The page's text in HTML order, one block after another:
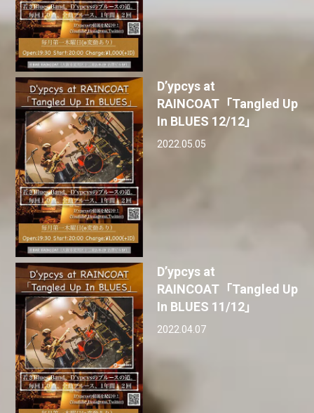
D’ypcys at
RAINCOAT「Tangled Up
In BLUES 12/12」
2022.05.05
D’ypcys at
RAINCOAT「Tangled Up
In BLUES 11/12」
2022.04.07